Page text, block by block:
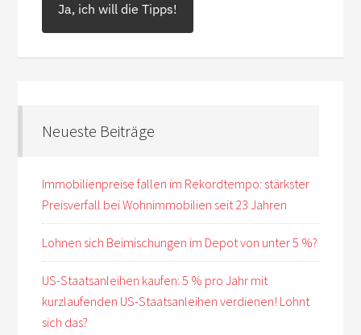
Ja, ich will die Tipps!
Neueste Beiträge
Immobilienpreise fallen im Rekordtempo: stärkster
Preisverfall bei Wohnimmobilien seit 23 Jahren
Lohnen sich Beimischungen im Depot von unter 5 %?
US-Staatsanleihen kaufen: 5 % pro Jahr mit
kurzlaufenden US-Staatsanleihen verdienen! Lohnt
sich das?